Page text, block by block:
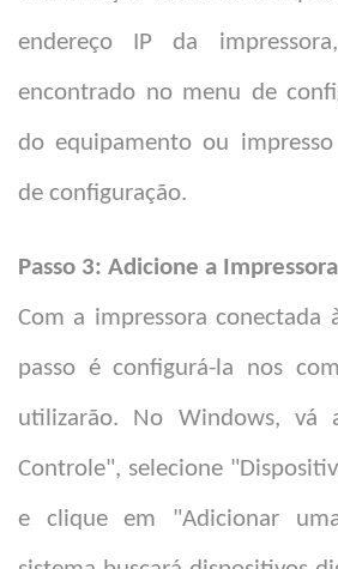
endereço IP da
encontrado no menu de
do equipamento ou
de configuração.
Passo 3: Adicione a
Com a impressora conectada
passo é configurá-la nos
utilizarão. No Windows, vá
Controle", selecione
e clique em "Adicionar